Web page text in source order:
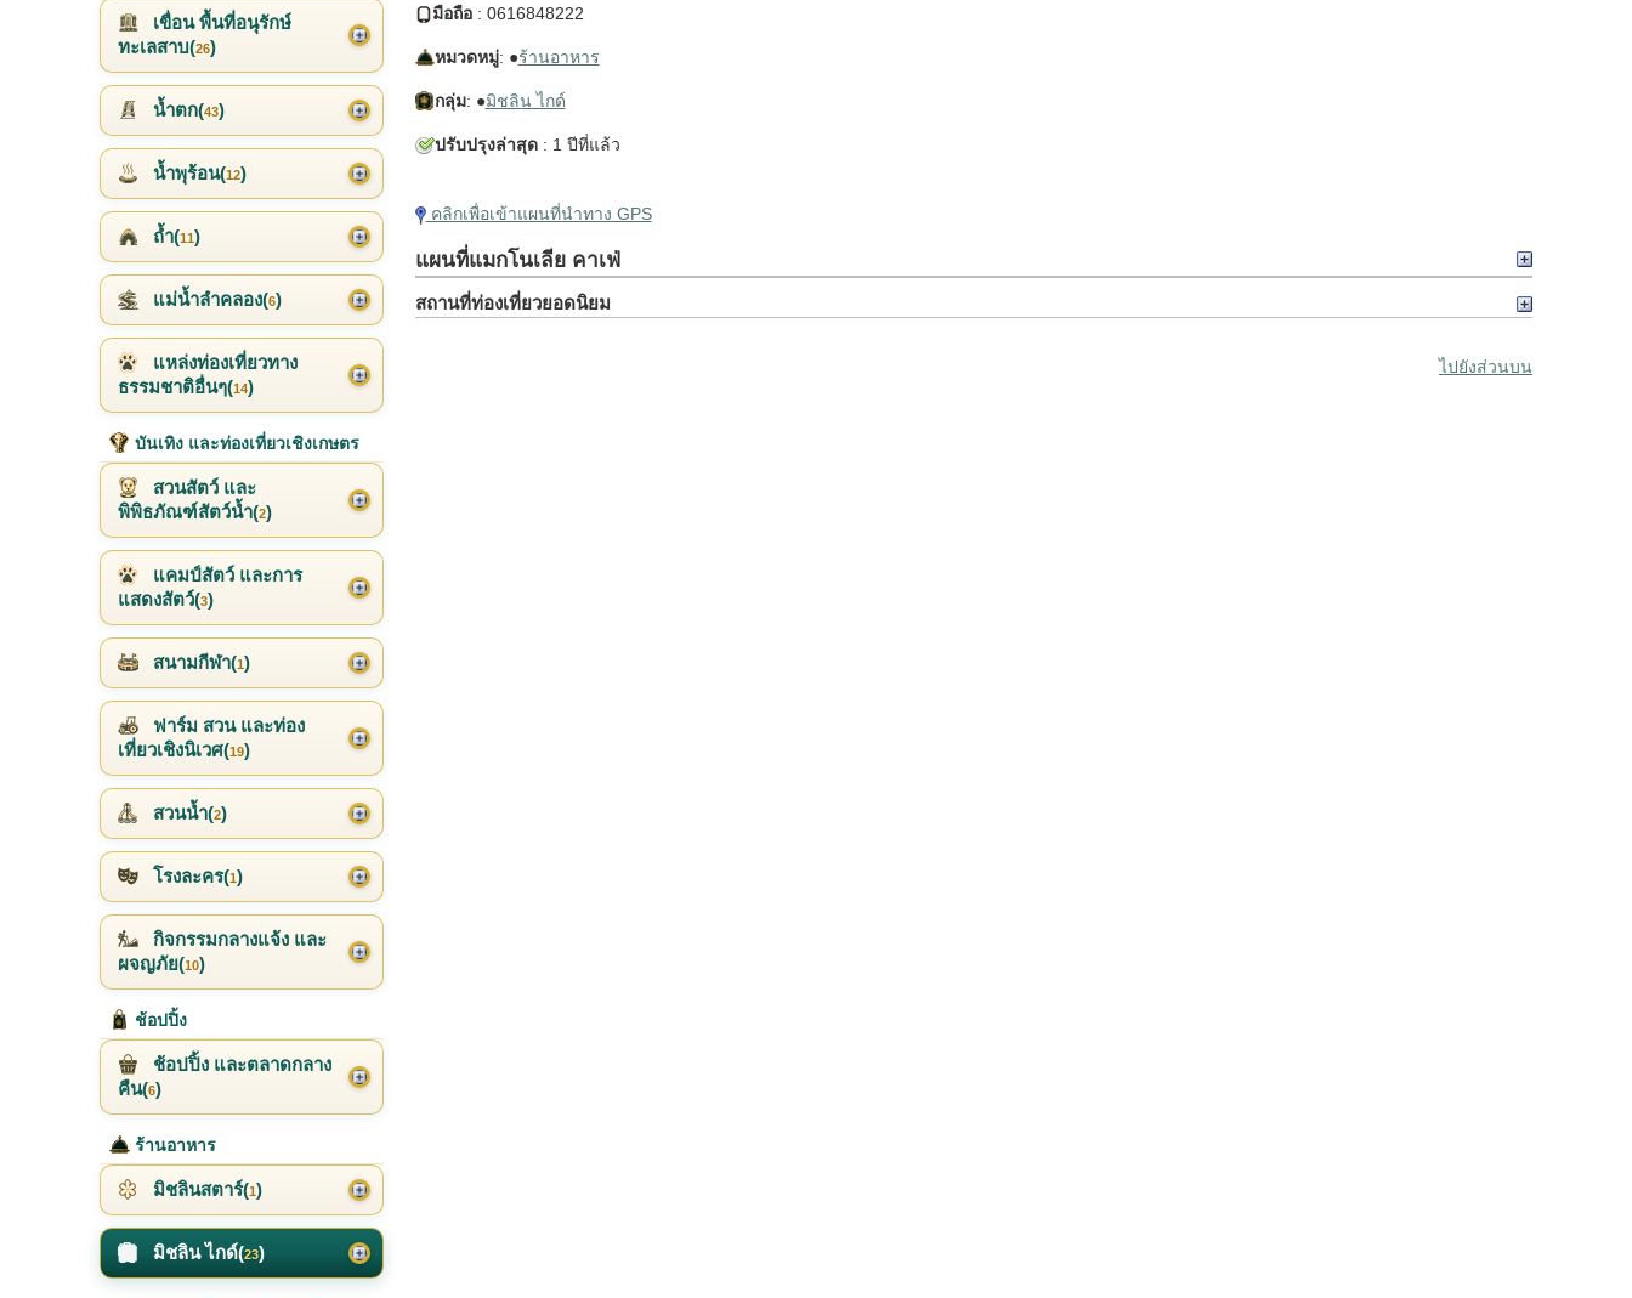
มือถือ: 0616848222
หมวดหมู่: ●ร้านอาหาร
กลุ่ม: ●มิชลิน ไกด์
ปรับปรุงล่าสุด: 1 ปีที่แล้ว
คลิกเพื่อเข้าแผนที่นำทาง GPS
แผนที่แมกโนเลีย คาเฟ่
สถานที่ท่องเที่ยวยอดนิยม
ไปยังส่วนบน
เขื่อน พื้นที่อนุรักษ์
ทะเลสาบ(26)
น้ำตก(43)
น้ำพุร้อน(12)
ถ้ำ(11)
แม่น้ำลำคลอง(6)
แหล่งท่องเที่ยวทาง
ธรรมชาติอื่นๆ(14)
บันเทิง และท่องเที่ยวเชิงเกษตร
สวนสัตว์ และ
พิพิธภัณฑ์สัตว์น้ำ(2)
แคมป์สัตว์ และการ
แสดงสัตว์(3)
สนามกีฬา(1)
ฟาร์ม สวน และท่อง
เที่ยวเชิงนิเวศ(19)
สวนน้ำ(2)
โรงละคร(1)
กิจกรรมกลางแจ้ง และ
ผจญภัย(10)
ช้อปปิ้ง
ช้อปปิ้ง และตลาดกลาง
คืน(6)
ร้านอาหาร
มิชลินสตาร์(1)
มิชลิน ไกด์(23)